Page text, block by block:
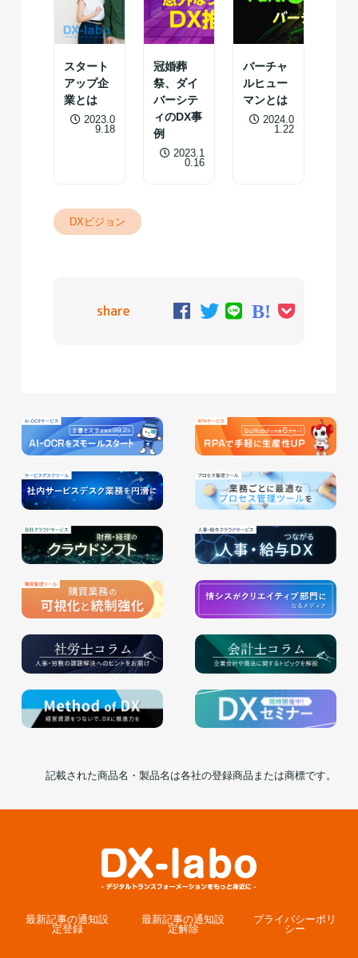
スタート
アップ企
業とは
2023.0
9.18
冠婚葬
祭、ダイ
バーシテ
ィのDX事
例
2023.1
0.16
バーチャ
ルヒュー
マンとは
2024.0
1.22
DXビジョン
share
記載された商品名・製品名は各社の登録商品または商標です。
最新記事の通知設
定登録
最新記事の通知設
定解除
プライバシーポリ
シー